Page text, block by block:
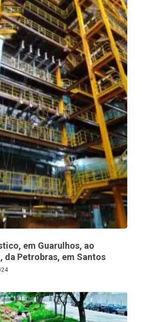
em Guarulhos, ao
da Petrobras, em Santos